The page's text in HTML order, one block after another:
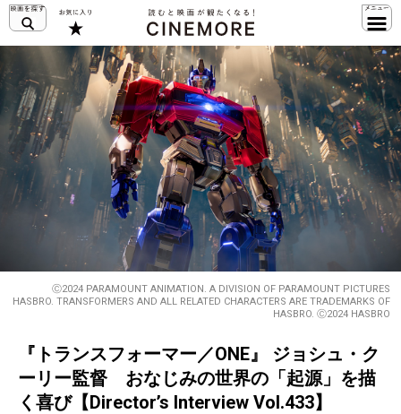
Ⓒ2024 PARAMOUNT ANIMATION. A DIVISION OF PARAMOUNT PICTURES
HASBRO. TRANSFORMERS AND ALL RELATED CHARACTERS ARE TRADEMARKS OF
HASBRO. Ⓒ2024 HASBRO
『トランスフォーマー／ONE』 ジョシュ・ク
ーリー監督 おなじみの世界の「起源」を描
く喜び【Director’s Interview Vol.433】